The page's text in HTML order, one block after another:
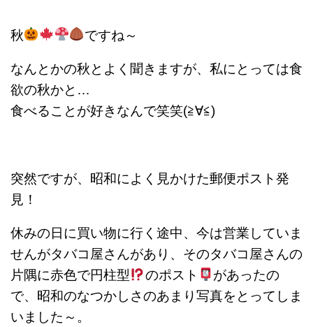
秋 ですね～
なんとかの秋とよく聞きますが、私にとっては食
欲の秋かと…
食べることが好きなんで‪笑笑(≧∀≦)
突然ですが、昭和によく見かけた郵便ポスト発
見！
休みの日に買い物に行く途中、今は営業していま
せんがタバコ屋さんがあり、そのタバコ屋さんの
片隅に赤色で円柱型
のポスト
があったの
で、昭和のなつかしさのあまり写真をとってしま
いました～。